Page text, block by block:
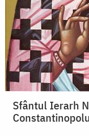
Sfântul Ierarh